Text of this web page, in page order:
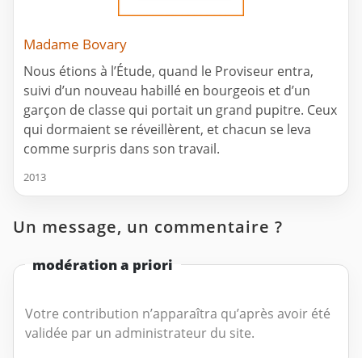
Madame Bovary
Nous étions à l’Étude, quand le Proviseur entra,
suivi d’un nouveau habillé en bourgeois et d’un
garçon de classe qui portait un grand pupitre. Ceux
qui dormaient se réveillèrent, et chacun se leva
comme surpris dans son travail.
2013
Un message, un commentaire ?
modération a priori
Votre contribution n’apparaîtra qu’après avoir été
validée par un administrateur du site.